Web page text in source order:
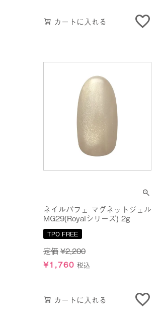
カートに入れる
ネイルパフェ マグネットジェル
MG29(Royalシリーズ) 2g
TPO FREE
定価¥2,200
¥1,760 税込
カートに入れる